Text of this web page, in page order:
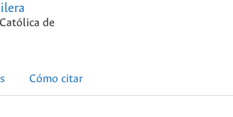
de
Cómo citar